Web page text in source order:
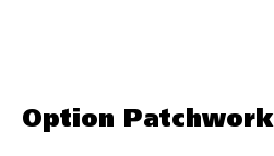
Option Patchwork